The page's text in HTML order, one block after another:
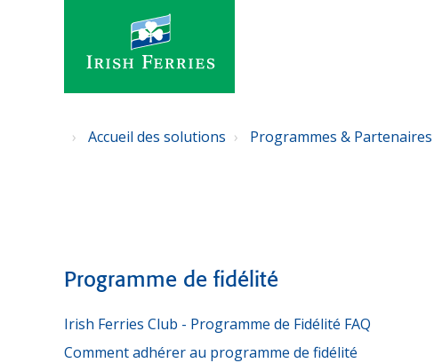
Accueil des solutions Programmes & Partenaires
Programme de fidélité
Irish Ferries Club - Programme de Fidélité FAQ
Comment adhérer au programme de fidélité